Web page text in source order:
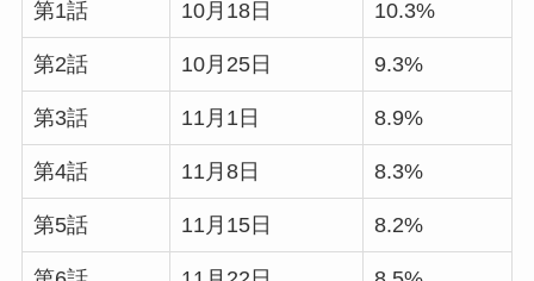
第1話 10月18日 10.3%
第2話 10月25日 9.3%
第3話 11月1日 8.9%
第4話 11月8日 8.3%
第5話 11月15日 8.2%